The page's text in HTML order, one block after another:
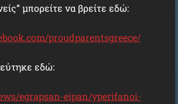
μπορείτε να βρείτε εδώ:
proudparentsgreece/
εδώ:
egrapsan-eipan/yperifanoi-